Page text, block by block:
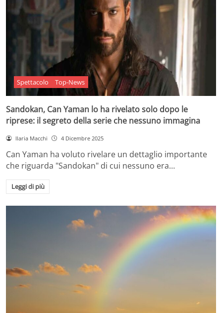
Spettacolo Top-News
Sandokan, Can Yaman lo ha rivelato solo dopo le
riprese: il segreto della serie che nessuno immagina
Ilaria Macchi 4 Dicembre 2025
Can Yaman ha voluto rivelare un dettaglio importante
che riguarda "Sandokan" di cui nessuno era…
Leggi di più